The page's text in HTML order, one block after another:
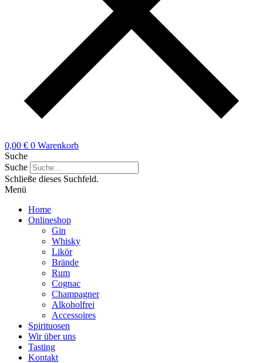
0,00 € 0 Warenkorb
Suche
Suche
Schließe dieses Suchfeld.
Menü
Home
Onlineshop
Gin
Whisky
Likör
Brände
Rum
Cognac
Champagner
Alkoholfrei
Accessoires
Spirituosen
Wir über uns
Tasting
Kontakt